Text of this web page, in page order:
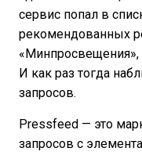
сервис попал в
рекомендованных
И как раз тогда
запросов.
Pressfeed — это
запросов с